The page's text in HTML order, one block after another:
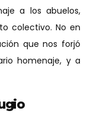
a los abuelos,
colectivo. No en
que nos forjó
homenaje, y a